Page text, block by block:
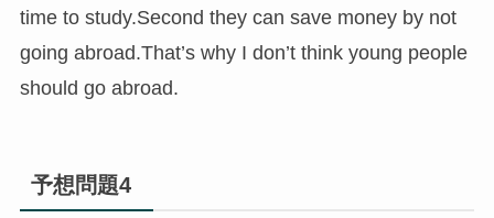
time to study.Second they can save money by not
going abroad.That’s why I don’t think young people
should go abroad.
予想問題4